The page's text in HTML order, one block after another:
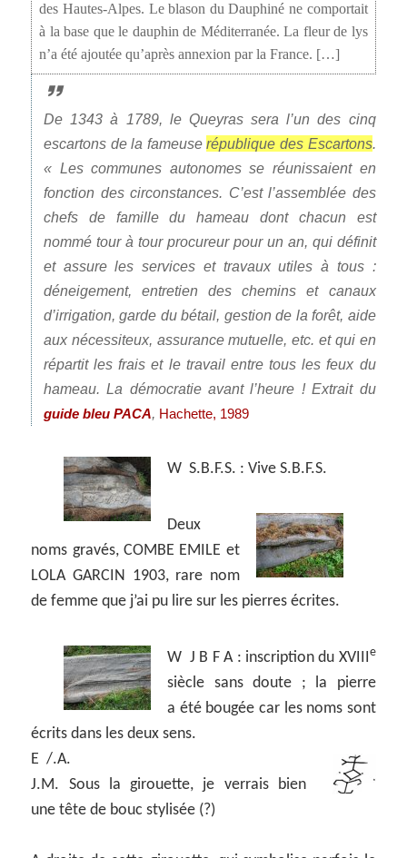
des Hautes-Alpes. Le blason du Dauphiné ne comportait
à la base que le dauphin de Méditerranée. La fleur de lys
n’a été ajoutée qu’après annexion par la France. […]
De 1343 à 1789, le Queyras sera l’un des cinq
escartons de la fameuserépublique des Escartons.
« Les communes autonomes se réunissaient en
fonction des circonstances. C’est l’assemblée des
chefs de famille du hameau dont chacun est
nommé tour à tour procureur pour un an, qui définit
et assure les services et travaux utiles à tous :
déneigement, entretien des chemins et canaux
d’irrigation, garde du bétail, gestion de la forêt, aide
aux nécessiteux, assurance mutuelle, etc. et qui en
répartit les frais et le travail entre tous les feux du
hameau. La démocratie avant l’heure ! Extrait du
guide bleu PACA, Hachette, 1989
W S.B.F.S. : Vive S.B.F.S.
Deux
noms gravés, COMBE EMILE et
LOLA GARCIN 1903, rare nom
de femme que j’ai pu lire sur les pierres écrites.
W J B F A : inscription du XVIII e
siècle sans doute ; la pierre
a été bougée car les noms sont
écrits dans les deux sens.
E /.A.
J.M. Sous la girouette, je verrais bien
une tête de bouc stylisée (?)